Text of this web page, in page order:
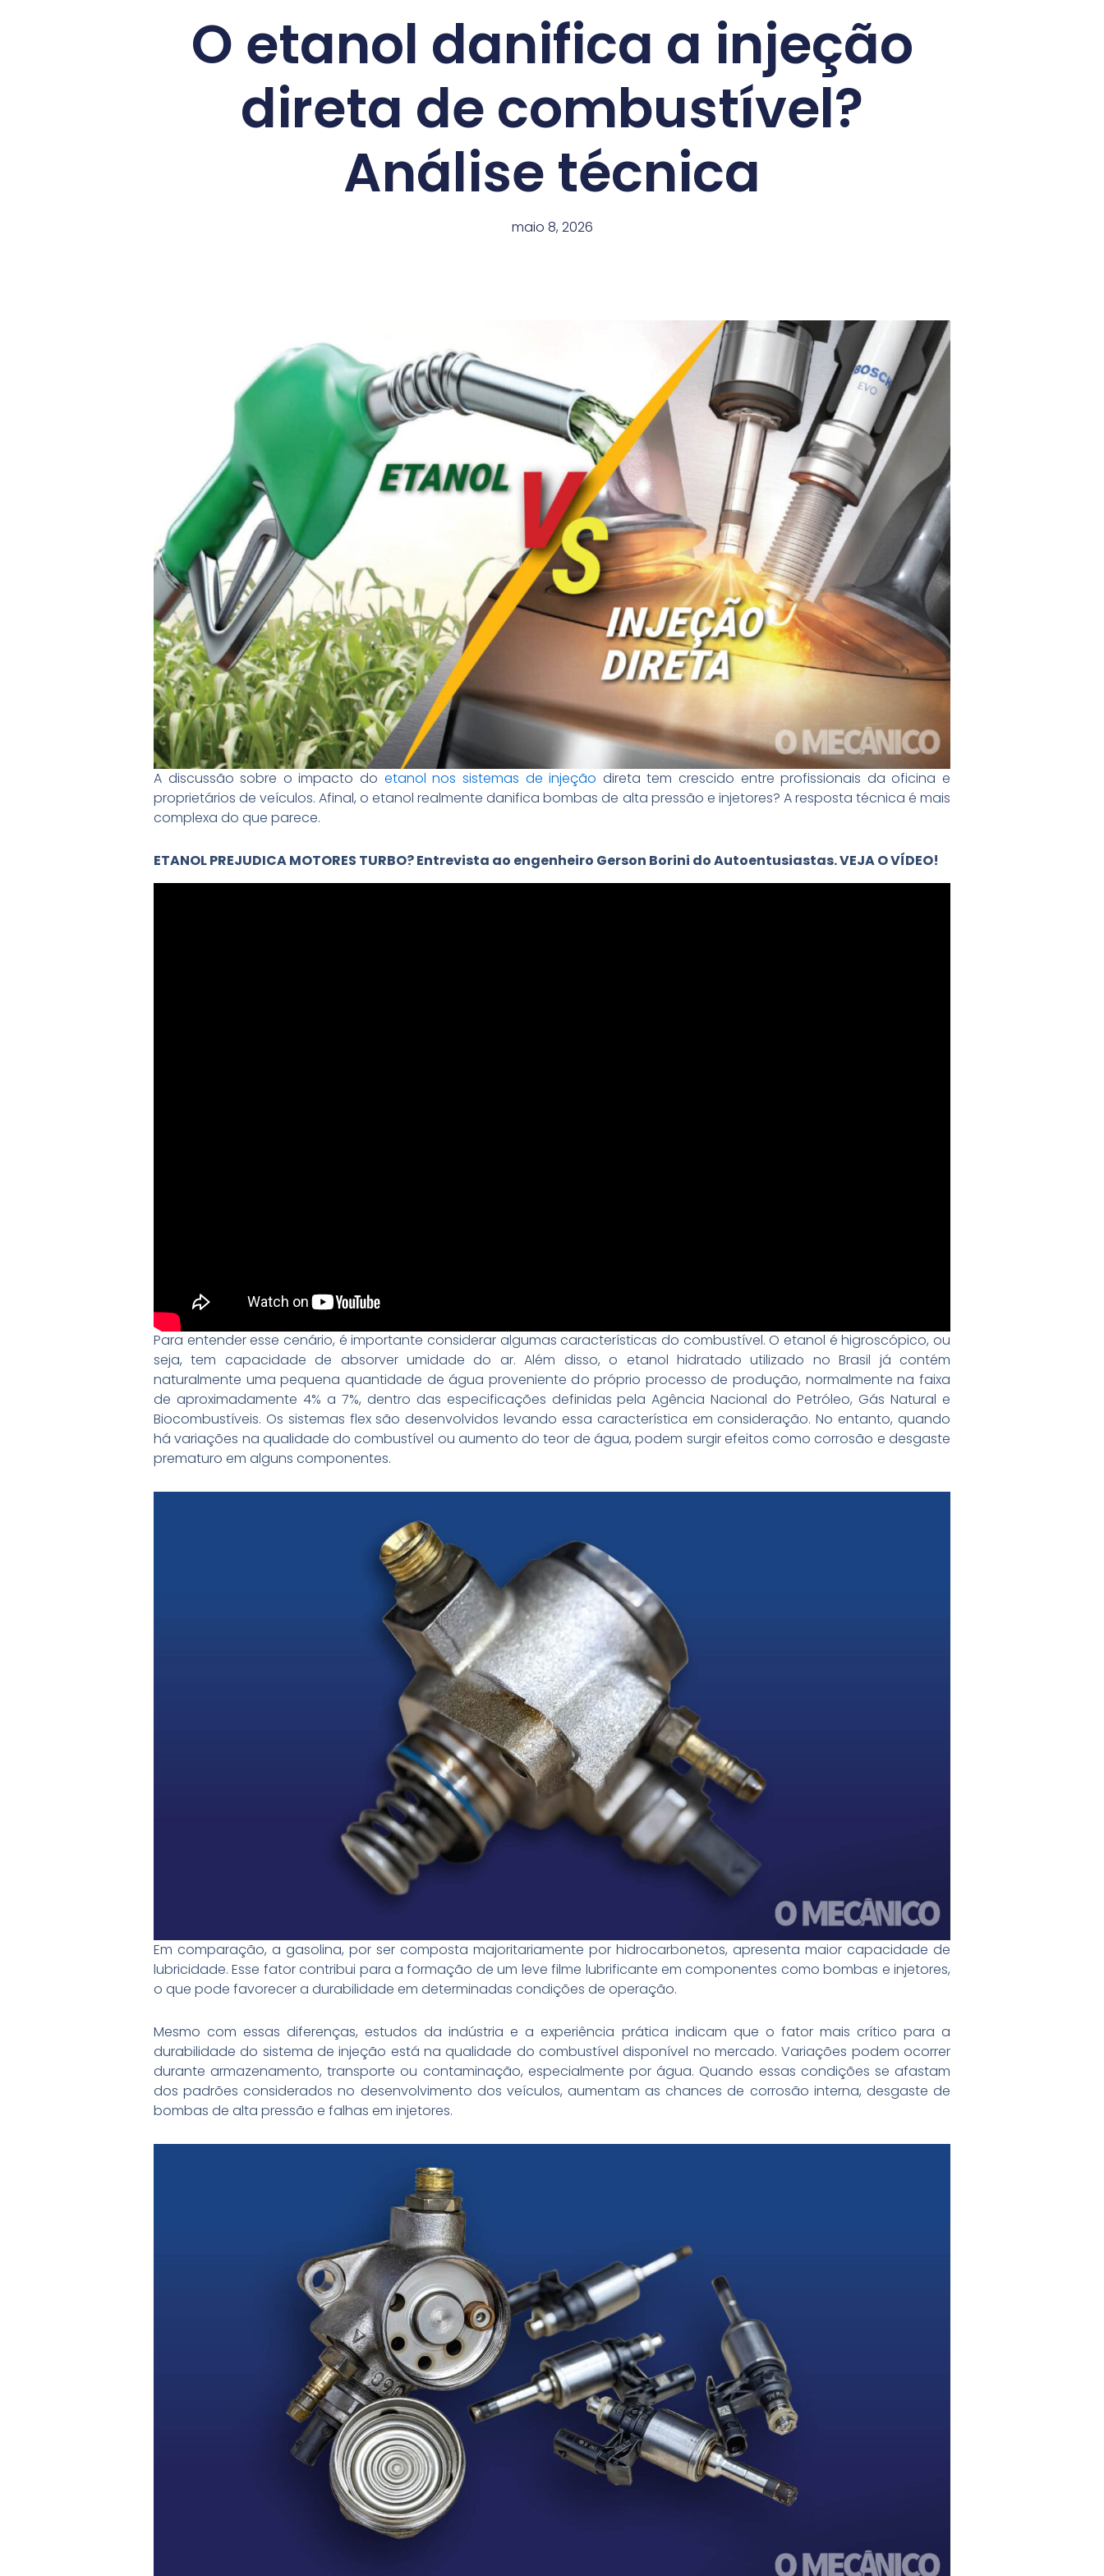
O etanol danifica a injeção
direta de combustível?
Análise técnica
maio 8, 2026
A discussão sobre o impacto do etanol nos sistemas de injeção direta tem crescido entre profissionais da oficina e
proprietários de veículos. Afinal, o etanol realmente danifica bombas de alta pressão e injetores? A resposta técnica é mais
complexa do que parece.
ETANOL PREJUDICA MOTORES TURBO? Entrevista ao engenheiro Gerson Borini do Autoentusiastas. VEJA O VÍDEO!
Para entender esse cenário, é importante considerar algumas características do combustível. O etanol é higroscópico, ou
seja, tem capacidade de absorver umidade do ar. Além disso, o etanol hidratado utilizado no Brasil já contém
naturalmente uma pequena quantidade de água proveniente do próprio processo de produção, normalmente na faixa
de aproximadamente 4% a 7%, dentro das especificações definidas pela Agência Nacional do Petróleo, Gás Natural e
Biocombustíveis. Os sistemas flex são desenvolvidos levando essa característica em consideração. No entanto, quando
há variações na qualidade do combustível ou aumento do teor de água, podem surgir efeitos como corrosão e desgaste
prematuro em alguns componentes.
Em comparação, a gasolina, por ser composta majoritariamente por hidrocarbonetos, apresenta maior capacidade de
lubricidade. Esse fator contribui para a formação de um leve filme lubrificante em componentes como bombas e injetores,
o que pode favorecer a durabilidade em determinadas condições de operação.
Mesmo com essas diferenças, estudos da indústria e a experiência prática indicam que o fator mais crítico para a
durabilidade do sistema de injeção está na qualidade do combustível disponível no mercado. Variações podem ocorrer
durante armazenamento, transporte ou contaminação, especialmente por água. Quando essas condições se afastam
dos padrões considerados no desenvolvimento dos veículos, aumentam as chances de corrosão interna, desgaste de
bombas de alta pressão e falhas em injetores.